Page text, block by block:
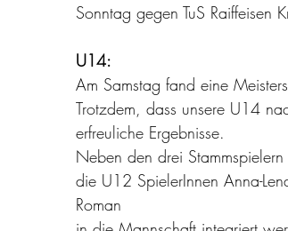
Sonntag gegen TuS Raiffeisen
U14:
Am Samstag fand eine
Trotzdem, dass unsere U14
erfreuliche Ergebnisse.
Neben den drei
die U12 SpielerInnen Anna-
Roman